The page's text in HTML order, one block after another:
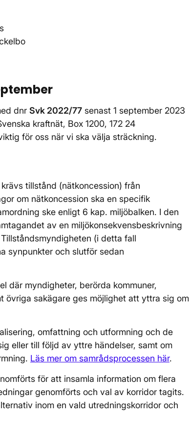
dnr Svk 2022/77 senast 1 september 2023
kraftnät, Box 1200, 172 24
för oss när vi ska välja sträckning.
tillstånd (nätkoncession) från
om nätkoncession ska en specifik
ske enligt 6 kap. miljöbalken. I den
av en miljökonsekvensbeskrivning
(i detta fall
synpunkter och slutför sedan
där myndigheter, berörda kommuner,
övriga sakägare ges möjlighet att yttra sig om
omfattning och utformning och de
eller till följd av yttre händelser, samt om
Läs mer om samrådsprocessen här.
för att insamla information om flera
genomförts och val av korridor tagits.
inom en vald utredningskorridor och